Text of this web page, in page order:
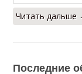
Читать дальше
Последние